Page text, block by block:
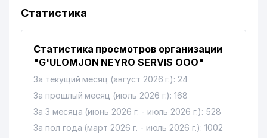
Статистика
Статистика просмотров организации
"G'ULOMJON NEYRO SERVIS ООО"
За текущий месяц (август 2026 г.): 24
За прошлый месяц (июль 2026 г.): 168
За 3 месяца (июнь 2026 г. - июль 2026 г.): 528
За пол года (март 2026 г. - июль 2026 г.): 1002